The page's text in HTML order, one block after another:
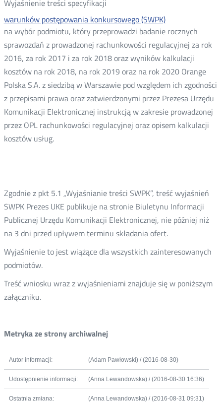
Wyjaśnienie treści specyfikacji
warunków postępowania konkursowego (SWPK)
na wybór podmiotu, który przeprowadzi badanie rocznych
sprawozdań z prowadzonej rachunkowości regulacyjnej za rok
2016, za rok 2017 i za rok 2018 oraz wyników kalkulacji
kosztów na rok 2018, na rok 2019 oraz na rok 2020 Orange
Polska S.A. z siedzibą w Warszawie pod względem ich zgodności
z przepisami prawa oraz zatwierdzonymi przez Prezesa Urzędu
Komunikacji Elektronicznej instrukcją w zakresie prowadzonej
przez OPL rachunkowości regulacyjnej oraz opisem kalkulacji
kosztów usług.
Zgodnie z pkt 5.1 „Wyjaśnianie treści SWPK”, treść wyjaśnień
SWPK Prezes UKE publikuje na stronie Biuletynu Informacji
Publicznej Urzędu Komunikacji Elektronicznej, nie później niż
na 3 dni przed upływem terminu składania ofert.
Wyjaśnienie to jest wiążące dla wszystkich zainteresowanych
podmiotów.
Treść wniosku wraz z wyjaśnieniami znajduje się w poniższym
załączniku.
Metryka ze strony archiwalnej
Autor informacji: (Adam Pawłowski) / (2016-08-30)
Udostępnienie informacji: (Anna Lewandowska) / (2016-08-30 16:36)
Ostatnia zmiana: (Anna Lewandowska) / (2016-08-31 09:31)